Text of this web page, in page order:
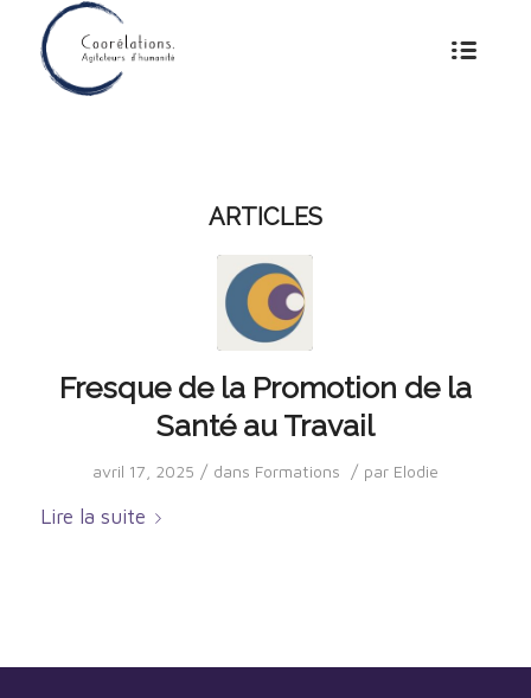
ARTICLES
Fresque de la Promotion de la
Santé au Travail
avril 17, 2025 / dans Formations / par Elodie
Lire la suite